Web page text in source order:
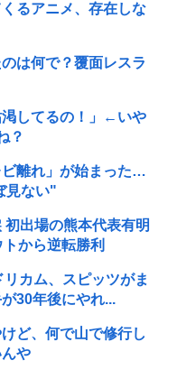
るアニメ、存在しな
は何で？覆面レスラ
渇してるの！」←いや
？
離れ」が始まった…
見ない"
初出場の熊本代表有明
から逆転勝利
カム、スピッツがま
30年後にやれ...
ど、何で山で修行し
や